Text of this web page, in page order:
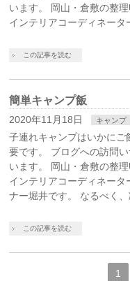
います。 岡山・倉敷の整
インテリアコーディネータ
この記事を読む
簡単キャンプ飯
2020年11月18日 キャンプ
子連れキャンプはいかにご
要です。 ブログへの訪問
います。 岡山・倉敷の整
インテリアコーディネータ
ナー堀井です。 なるべく
この記事を読む
1